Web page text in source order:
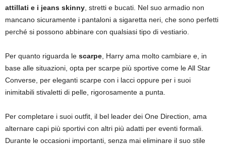
attillati e i jeans skinny , stretti e bucati. Nel suo armadio non
mancano sicuramente i pantaloni a sigaretta neri, che sono perfetti
perché si possono abbinare con qualsiasi tipo di vestiario.
Per quanto riguarda le scarpe , Harry ama molto cambiare e, in
base alle situazioni, opta per scarpe più sportive come le All Star
Converse, per eleganti scarpe con i lacci oppure per i suoi
inimitabili stivaletti di pelle, rigorosamente a punta.
Per completare i suoi outfit, il bel leader dei One Direction, ama
alternare capi più sportivi con altri più adatti per eventi formali.
Durante le occasioni importanti, senza mai eliminare il suo stile